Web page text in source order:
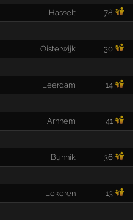
Hasselt 78
Oisterwijk 30
Leerdam 14
Arnhem 41
Bunnik 36
Lokeren 13